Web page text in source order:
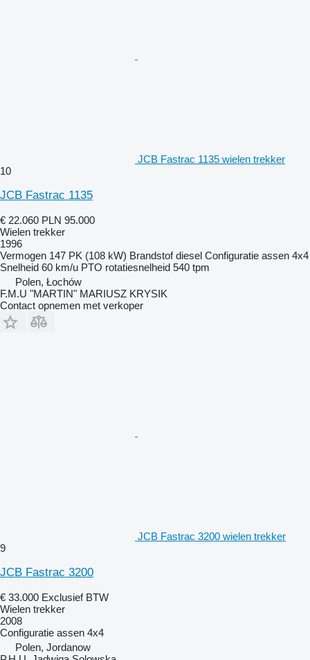
JCB Fastrac 1135 wielen trekker
10
JCB Fastrac 1135
€ 22.060 PLN 95.000
Wielen trekker
1996
Vermogen 147 PK (108 kW) Brandstof diesel Configuratie assen 4x4
Snelheid 60 km/u PTO rotatiesnelheid 540 tpm
Polen, Łochów
F.M.U "MARTIN" MARIUSZ KRYSIK
Contact opnemen met verkoper
JCB Fastrac 3200 wielen trekker
9
JCB Fastrac 3200
€ 33.000 Exclusief BTW
Wielen trekker
2008
Configuratie assen 4x4
Polen, Jordanow